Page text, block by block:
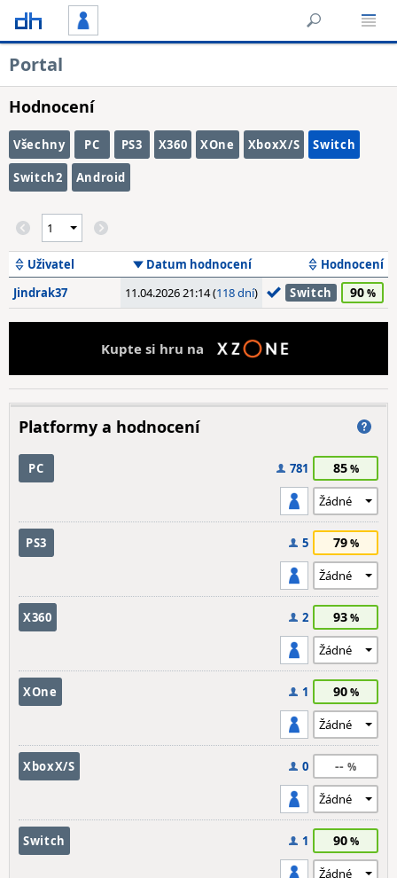
Portal
Hodnocení
Všechny PC PS3 X360 XOne XboxX/S Switch
Switch2 Android
Uživatel Datum hodnocení
Hodnocení
Jindrak37
11.04.2026 21:14 (118 dní) Switch 90
Kupte si hru na
Platformy a hodnocení
PC 781 85
PS3 5 79
X360 2 93
XOne 1 90
XboxX/S 0 --
Switch 1 90